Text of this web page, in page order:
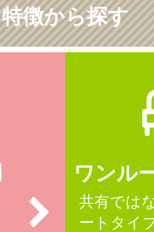
特徴から探す
ワンル
共有では
ートタイ